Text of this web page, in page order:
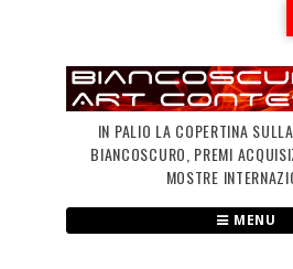
IN PALIO LA COPERTINA
BIANCOSCURO, PREMI
MOSTRE
MENU